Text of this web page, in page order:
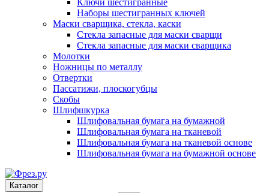
Ключи шестигранные
Наборы шестигранных ключей
Маски сварщика, стекла, каски
Стекла запасные для маски сварщи
Стекла запасные для маски сварщика
Молотки
Ножницы по металлу
Отвертки
Пассатижи, плоскогубцы
Скобы
Шлифшкурка
Шлифовальная бумага на бумажной
Шлифовальная бумага на тканевой
Шлифовальная бумага на тканевой основе
Шлифовальная бумага на бумажной основе
Каталог